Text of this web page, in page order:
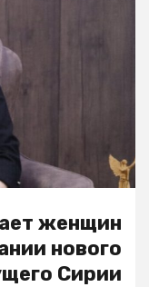
женщин
нового
Сирии